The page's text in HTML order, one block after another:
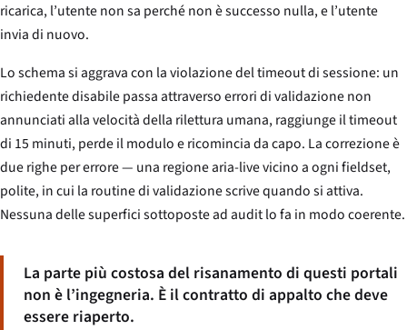
ricarica, l’utente non sa perché non è successo nulla, e l’utente
invia di nuovo.
Lo schema si aggrava con la violazione del timeout di sessione: un
richiedente disabile passa attraverso errori di validazione non
annunciati alla velocità della rilettura umana, raggiunge il timeout
di 15 minuti, perde il modulo e ricomincia da capo. La correzione è
due righe per errore — una regione aria-live vicino a ogni fieldset,
polite, in cui la routine di validazione scrive quando si attiva.
Nessuna delle superfici sottoposte ad audit lo fa in modo coerente.
La parte più costosa del risanamento di questi portali
non è l’ingegneria. È il contratto di appalto che deve
essere riaperto.